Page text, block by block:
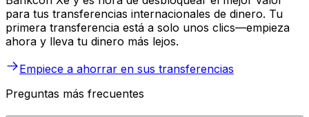
para tus transferencias internacionales de dinero. Tu
primera transferencia está a solo unos clics—empieza
ahora y lleva tu dinero más lejos.
Empiece a ahorrar en sus transferencias
Preguntas más frecuentes